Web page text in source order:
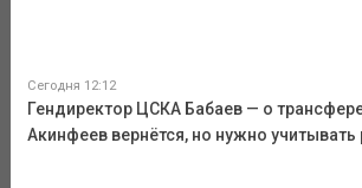
Сегодня 12:12
Гендиректор ЦСКА Бабаев — о
Акинфеев вернётся, но нужно учитывать